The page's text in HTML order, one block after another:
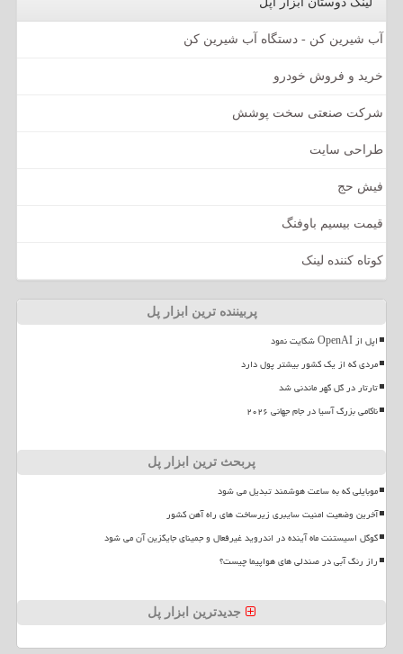
آب شیرین کن - دستگاه آب شیرین کن
خرید و فروش خودرو
شرکت صنعتی سخت پوشش
طراحی سایت
فیش حج
قیمت بیسیم باوفنگ
کوتاه کننده لینک
پربیننده ترین ابزار پل
اپل از OpenAI شکایت نمود
مردی که از یک کشور بیشتر پول دارد
تارتار در گل گهر ماندنی شد
ناکامی بزرگ آسیا در جام جهانی ۲۰۲۶
پربحث ترین ابزار پل
موبایلی که به ساعت هوشمند تبدیل می شود
آخرین وضعیت امنیت سایبری زیرساخت های راه آهن کشور
گوگل اسیستنت ماه آینده در اندروید غیرفعال و جمینای جایگزین آن می شود
راز رنگ آبی در صندلی های هواپیما چیست؟
جدیدترین ابزار پل